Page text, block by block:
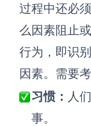
过程中还必
么因素阻止
行为，即识
因素。需要
习惯： 人
事。